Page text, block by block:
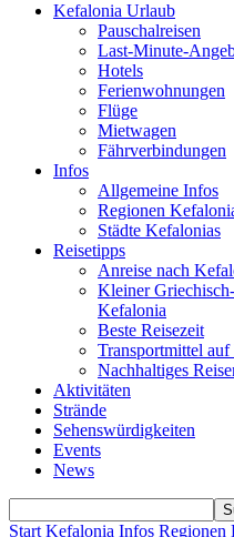
Kefalonia Urlaub
Pauschalreisen
Last-Minute-
Hotels
Ferienwohnungen
Flüge
Mietwagen
Fährverbindungen
Infos
Allgemeine Infos
Regionen
Städte Kefalonias
Reisetipps
Anreise nach
Kleiner
Kefalonia
Beste Reisezeit
Transportmittel
Nachhaltiges
Aktivitäten
Strände
Sehenswürdigkeiten
Events
News
Start Kefalonia Infos Regionen